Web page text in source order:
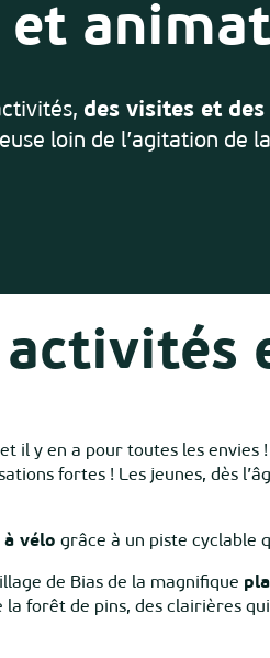
des visites et
loin de l’agitation de
activités
il y en a pour toutes les
fortes ! Les jeunes, dès
à vélo grâce à un piste cyclable
de Bias de la magnifique
forêt de pins, des clairières